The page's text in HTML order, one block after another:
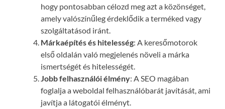
hogy pontosabban célozd meg azt a közönséget,
amely valószínűleg érdeklődik a terméked vagy
szolgáltatásod iránt.
Márkaépítés és hitelesség: A keresőmotorok
első oldalán való megjelenés növeli a márka
ismertségét és hitelességét.
Jobb felhasználói élmény: A SEO magában
foglalja a weboldal felhasználóbarát javítását, ami
javítja a látogatói élményt.